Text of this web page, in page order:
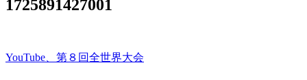
1725891427001
投
YouTube、第８回全世界大会